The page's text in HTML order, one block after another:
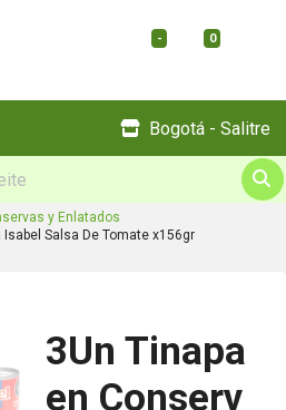
- 0
Bogotá - Salitre
y Enlatados
Salsa De Tomate x156gr
3Un Tinapa
en Conserv